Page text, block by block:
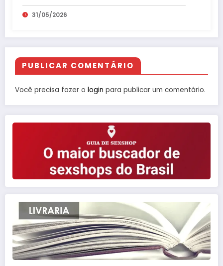
31/05/2026
PUBLICAR COMENTÁRIO
Você precisa fazer o login para publicar um comentário.